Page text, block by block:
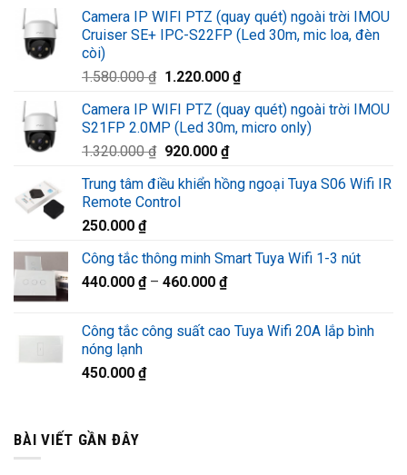
Camera IP WIFI PTZ (quay quét) ngoài trời IMOU
Cruiser SE+ IPC-S22FP (Led 30m, mic loa, đèn
còi)
1.580.000₫ Giá
là:
1.580.000 ₫.
1.220.000 ₫Giá
tại
là:
Camera IP WIFI PTZ (quay quét) ngoài trời IMOU
S21FP 2.0MP (Led 30m, micro only)
1.320.000₫ Giá
là:
1.320.000 ₫.
920.000 ₫Giá
tại
Trung tâm điều khiển hồng ngoại Tuya S06 Wifi IR
Remote Control
250.000 ₫
Công tắc thông minh Smart Tuya Wifi 1-3 nút
440.000 ₫– 460.000 ₫
Công tắc công suất cao Tuya Wifi 20A lắp bình
nóng lạnh
450.000 ₫
BÀI VIẾT GẦN ĐÂY